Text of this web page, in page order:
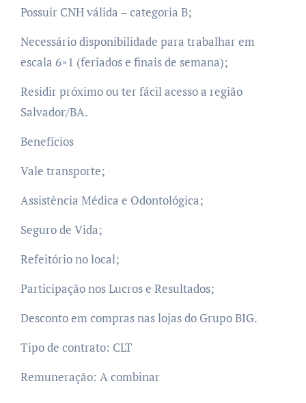
Possuir CNH válida – categoria B;
Necessário disponibilidade para trabalhar em
escala 6×1 (feriados e finais de semana);
Residir próximo ou ter fácil acesso a região
Salvador/BA.
Benefícios
Vale transporte;
Assistência Médica e Odontológica;
Seguro de Vida;
Refeitório no local;
Participação nos Lucros e Resultados;
Desconto em compras nas lojas do Grupo BIG.
Tipo de contrato: CLT
Remuneração: A combinar